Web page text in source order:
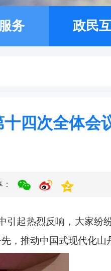
务 政民
四次全体会
引起热烈反响，大家纷
，推动中国式现代化山